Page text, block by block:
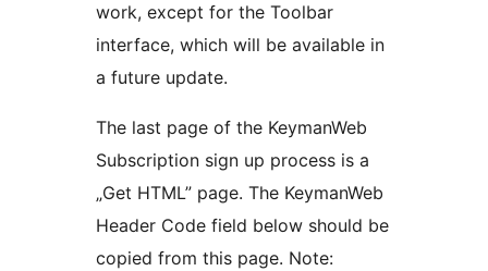
work, except for the Toolbar
interface, which will be available in
a future update.
The last page of the KeymanWeb
Subscription sign up process is a
„Get HTML” page. The KeymanWeb
Header Code field below should be
copied from this page. Note: